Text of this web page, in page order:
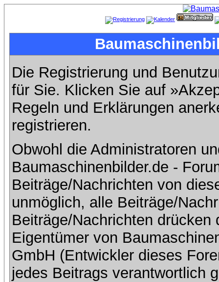
Die Registrierung und
für Sie. Klicken Sie auf
Regeln und Erklärungen
registrieren.
Obwohl die Administratoren
Baumaschinenbilder.de -
Beiträge/Nachrichten von
unmöglich, alle Beiträge/
Beiträge/Nachrichten
Eigentümer von
GmbH (Entwickler dieses
jedes Beitrags verantwortlich